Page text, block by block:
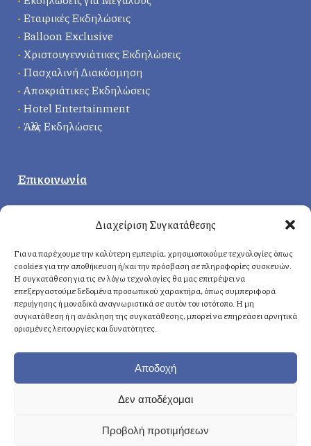
Διαχείριση Συγκατάθεσης
Για να παρέχουμε την καλύτερη εμπειρία, χρησιμοποιούμε τεχνολογίες όπως
cookies για την αποθήκευση ή/και την πρόσβαση σε πληροφορίες συσκευών.
Η συγκατάθεση για τις εν λόγω τεχνολογίες θα μας επιτρέψει να
επεξεργαστούμε δεδομένα προσωπικού χαρακτήρα, όπως συμπεριφορά
περιήγησης ή μοναδικά αναγνωριστικά σε αυτόν τον ιστότοπο. Η μη
συγκατάθεση ή η ανάκληση της συγκατάθεσης, μπορεί να επηρεάσει αρνητικά
ορισμένες λειτουργίες και δυνατότητες.
Αποδοχή
Δεν αποδέχομαι
Προβολή προτιμήσεων
• Εταιρικές Εκδηλώσεις
• Balloon Exclusive
• Χριστουγεννιάτικες Εκδηλώσεις
• Πασχαλινή Διακόσμηση
•Αποκριάτικες Εκδηλώσεις
• Hotel Entertainment
• Άλλες Εκδηλώσεις
Επικοινωνία
Δερβενακίων 1, 14121 Ηράκλειο
Αττική, Ελλάδα
Αθήνα: +30 210 8814876
Κρήτη: +30 2810 258703
: info@fasoulides.gr